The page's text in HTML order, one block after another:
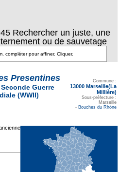
Rechercher un juste, une
ou de sauvetage
Presentines
Guerre
(WWII)
Commune :
13000 Marseille(La
Millière)
Sous-préfecture :
Marseille
- Bouches du Rhône